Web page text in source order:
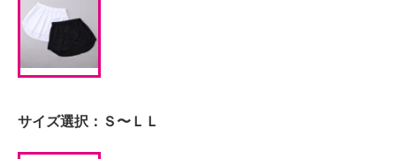
サイズ選択： Ｓ〜ＬＬ